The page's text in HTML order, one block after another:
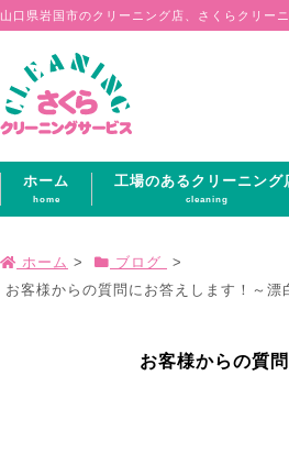
山口県岩国市のクリーニング店、さくらクリー
ホーム
home
工場のあるクリーニング
cleaning
ホーム > ブログ
>
お客様からの質問にお答えします！～
お客様からの質